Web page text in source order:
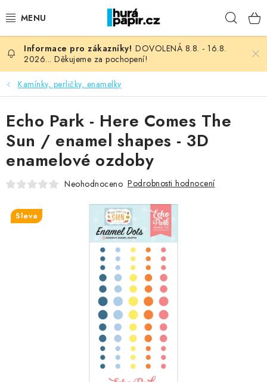
na
NOVINKY
HURÁ DÍLNA
VŠECHNO ZBOŽÍ
KNIHAŘSKÝ MATERIÁL
OBLÍBENÉ ♥️
Moje objednávka
Obchodní podmínky
Podmínky ochrany osobních údajů
Ověřování recenzí
DOVOLENÁ 8.8. - 16.8.
2026... Děkujeme za pochopení!
Kamínky, perličky, enamelky
Echo Park - Here Comes The
Sun / enamel shapes - 3D
enamelové ozdoby
Neohodnoceno Podrobnosti hodnocení
Sleva